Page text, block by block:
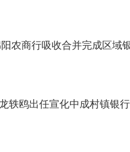
农商行吸收合并完成区域
轶鸥出任宣化中成村镇银